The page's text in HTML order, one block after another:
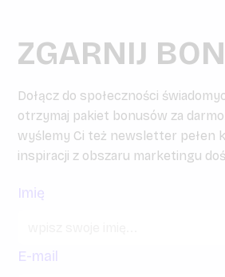
ZGARNIJ
Dołącz do społeczności
otrzymaj pakiet bonusów za
wyślemy Ci też newsletter pełen
inspiracji z obszaru marketingu
Imię
E-mail